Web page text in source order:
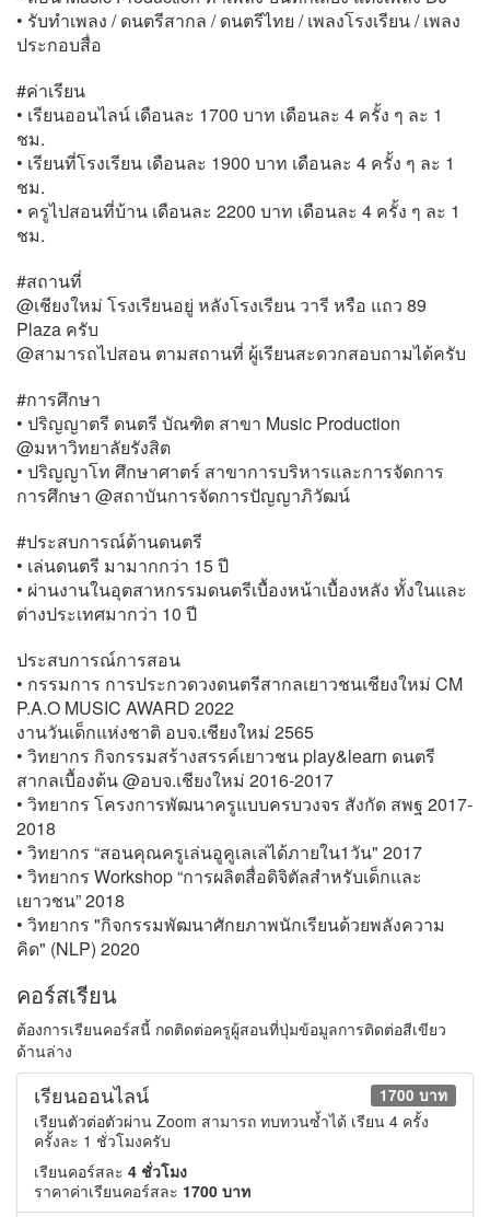
• รับทำเพลง / ดนตรีสากล / ดนตรีไทย / เพลงโรงเรียน / เพลง
ประกอบสื่อ
#ค่าเรียน
• เรียนออนไลน์ เดือนละ 1700 บาท เดือนละ 4 ครั้ง ๆ ละ 1
ชม.
• เรียนที่โรงเรียน เดือนละ 1900 บาท เดือนละ 4 ครั้ง ๆ ละ 1
ชม.
• ครูไปสอนที่บ้าน เดือนละ 2200 บาท เดือนละ 4 ครั้ง ๆ ละ 1
ชม.
#สถานที่
@เชียงใหม่ โรงเรียนอยู่ หลังโรงเรียน วารี หรือ แถว 89
Plaza ครับ
@สามารถไปสอน ตามสถานที่ ผู้เรียนสะดวกสอบถามได้ครับ
#การศึกษา
• ปริญญาตรี ดนตรี บัณฑิต สาขา Music Production
@มหาวิทยาลัยรังสิต
• ปริญญาโท ศึกษาศาตร์ สาขาการบริหารและการจัดการ
การศึกษา @สถาบันการจัดการปัญญาภิวัฒน์
#ประสบการณ์​ด้านดนตรี
• เล่นดนตรี มามากกว่า 15 ปี
• ผ่านงานในอุตสาหกรรมดนตรีเบื้องหน้าเบื้องหลัง ทั้งในและ
ต่างประเทศมากว่า 10 ปี
ประสบการณ์​การสอน
• กรรมการ การประกวดวงดนตรีสากลเยาวชนเชียงใหม่ CM
P.A.O MUSIC AWARD 2022
งานวันเด็กแห่งชาติ อบจ.เชียงใหม่ 2565
• วิทยากร กิจกรรมสร้างสรรค์เยาวชน play&learn ดนตรี
สากลเบื้องต้น @อบจ.เชียงใหม่ 2016-2017
• วิทยากร โครงการพัฒนาครูแบบครบวงจร สังกัด สพฐ 2017-
2018
• วิทยากร “สอนคุณครูเล่นอูคูเลเล่ได้ภายใน1วัน" 2017
• วิทยากร Workshop “การผลิตสื่อดิจิตัลสำหรับเด็กและ
เยาวชน” 2018
• วิทยากร "กิจกรรมพัฒนาศักยภาพนักเรียนด้วยพลังความ
คิด" (NLP) 2020
คอร์สเรียน
ต้องการเรียนคอร์สนี้ กดติดต่อครูผู้สอนที่ปุ่มข้อมูลการติดต่อสีเขียว
ด้านล่าง
เรียนออนไลน์ 1700 บาท
เรียนตัวต่อตัวผ่าน Zoom สามารถ ทบทวนซ้ำได้ เรียน 4 ครั้ง
ครั้งละ 1 ชั่วโมงครับ
เรียนคอร์สละ 4 ชั่วโมง
ราคาค่าเรียนคอร์สละ 1700 บาท